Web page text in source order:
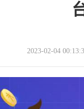
2023-02-04